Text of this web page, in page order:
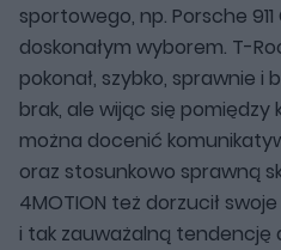
sportowego, np. Porsche
doskonałym wyborem. T-
pokonał, szybko, sprawnie i
brak, ale wijąc się pomiędzy
można docenić
oraz stosunkowo sprawną
4MOTION też dorzucił
i tak zauważalną tendencję